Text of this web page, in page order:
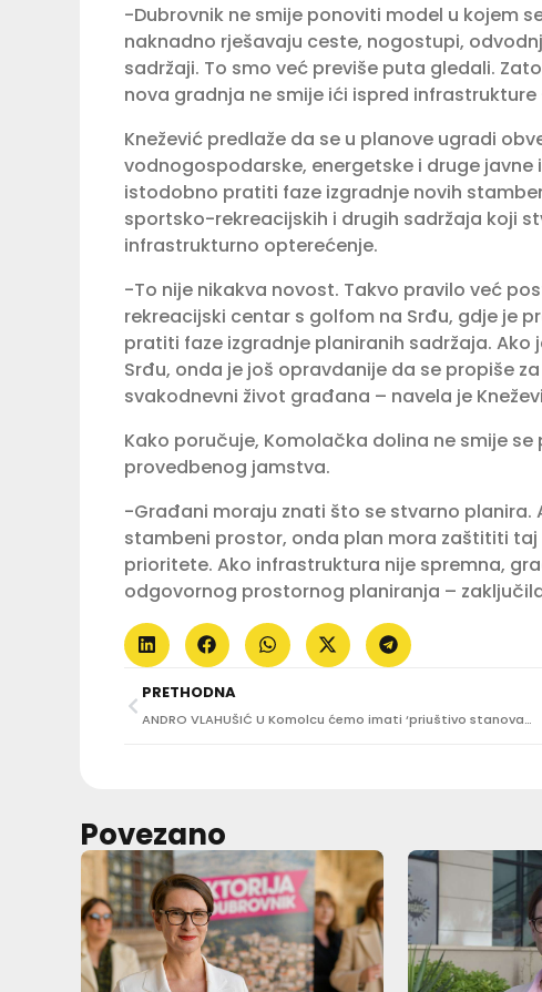
-Dubrovnik ne smije ponoviti model u kojem
naknadno rješavaju ceste, nogostupi,
sadržaji. To smo već previše puta gledali.
nova gradnja ne smije ići ispred infrastrukture
Knežević predlaže da se u planove ugradi
vodnogospodarske, energetske i druge
istodobno pratiti faze izgradnje novih
sportsko-rekreacijskih i drugih sadržaja koji
infrastrukturno opterećenje.
-To nije nikakva novost. Takvo pravilo već
rekreacijski centar s golfom na Srđu, gdje je
pratiti faze izgradnje planiranih sadržaja.
Srđu, onda je još opravdanije da se propiše
svakodnevni život građana – navela je
Kako poručuje, Komolačka dolina ne smije
provedbenog jamstva.
-Građani moraju znati što se stvarno
stambeni prostor, onda plan mora zaštititi
prioritete. Ako infrastruktura nije spremna,
odgovornog prostornog planiranja –
PRETHODNA
ANDRO VLAHUŠIĆ U Komolcu ćemo imati ‘priuštivo stanovanje’ od milijun eura po stanu
Povezano